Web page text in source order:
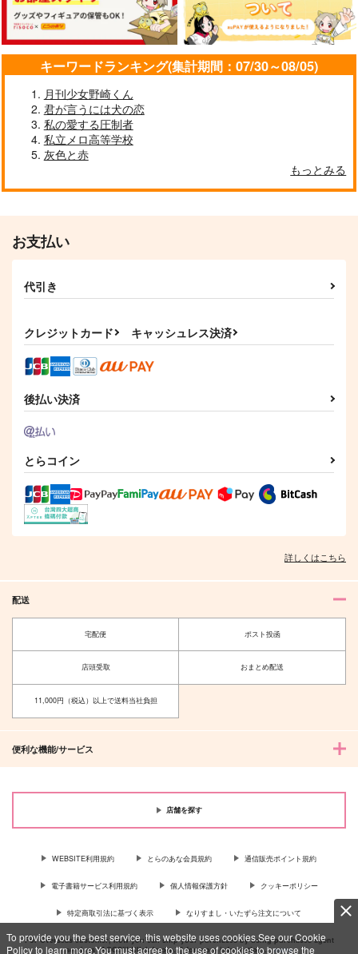
To provide you the best service, this website uses cookies.See our Cookie
Policy to learn more.You must agree to the use of cookies to browse the
キーワードランキング(集計期間：07/30～08/05)
月刊少女野崎くん
君が言うには犬の恋
私の愛する圧制者
私立メロ高等学校
灰色と赤
もっとみる
お支払い
代引き
クレジットカード キャッシュレス決済
後払い決済
とらコイン
詳しくはこちら
配送
宅配便 ポスト投函
店頭受取 おまとめ配送
11,000円（税込）以上で送料当社負担
便利な機能/サービス
店舗を探す
WEBSITE利用規約 とらのあな会員規約 通信販売ポイント規約
電子書籍サービス利用規約 個人情報保護方針 クッキーポリシー
特定商取引法に基づく表示 なりすまし・いたずら注文について
For Overseas customer, now you can ship your purchases by using purchases agent
services “AOCS”! Click {more…} for more information …more